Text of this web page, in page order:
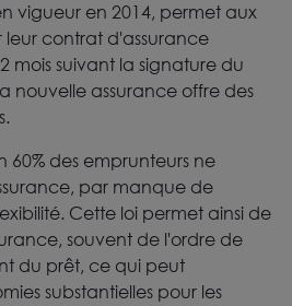
vigueur en 2014, permet aux
leur contrat d'assurance
mois suivant la signature du
nouvelle assurance offre des
des emprunteurs ne
par manque de
Cette loi permet ainsi de
souvent de l'ordre de
du prêt, ce qui peut
substantielles pour les